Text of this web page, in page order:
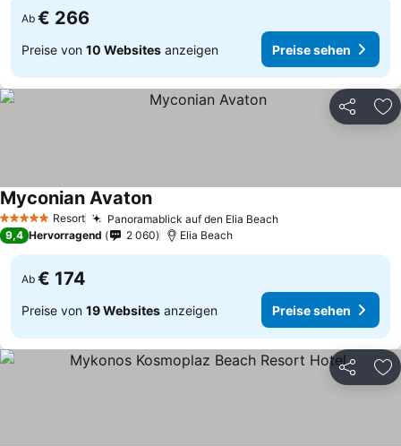
Ab € 266
Preise von 10 Websites anzeigen Preise sehen
Teilen
5 Sterne Resort Panoramablick auf den Elia BeachPreise sehen
Myconian AvatonPreise sehen
9,4 Hervorragend 2 060 Elia Beach
Ab € 174
Preise von 19 Websites anzeigen Preise sehen
Teilen